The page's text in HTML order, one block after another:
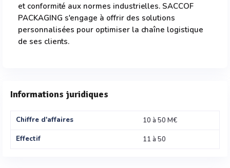
et conformité aux normes industrielles. SACCOF
PACKAGING s'engage à offrir des solutions
personnalisées pour optimiser la chaîne logistique
de ses clients.
Informations juridiques
Chiffre d'affaires
10 à 50 M€
Effectif
11 à 50